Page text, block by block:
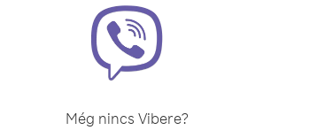
Még nincs Vibere?